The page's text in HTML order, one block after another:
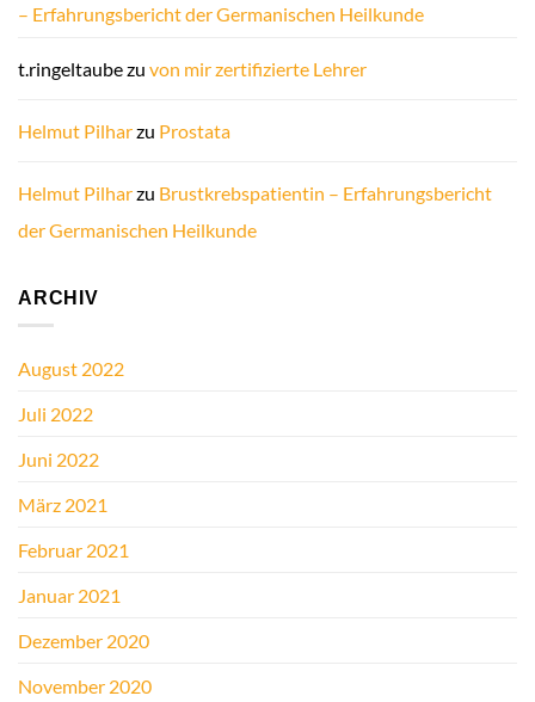
– Erfahrungsbericht der Germanischen Heilkunde
t.ringeltaubezu von mir zertifizierte Lehrer
Helmut Pilharzu Prostata
Helmut Pilharzu Brustkrebspatientin – Erfahrungsbericht
der Germanischen Heilkunde
ARCHIV
August 2022
Juli 2022
Juni 2022
März 2021
Februar 2021
Januar 2021
Dezember 2020
November 2020